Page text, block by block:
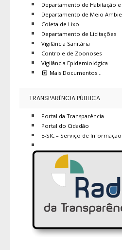
Departamento de Habitação
Departamento de Meio
Coleta de Lixo
Departamento de Licitações
Vigilância Sanitária
Controle de Zoonoses
Vigilância Epidemiológica
Mais Documentos…
TRANSPARÊNCIA PÚBLICA
Portal da Transparência
Portal do Cidadão
E-SIC – Serviço de